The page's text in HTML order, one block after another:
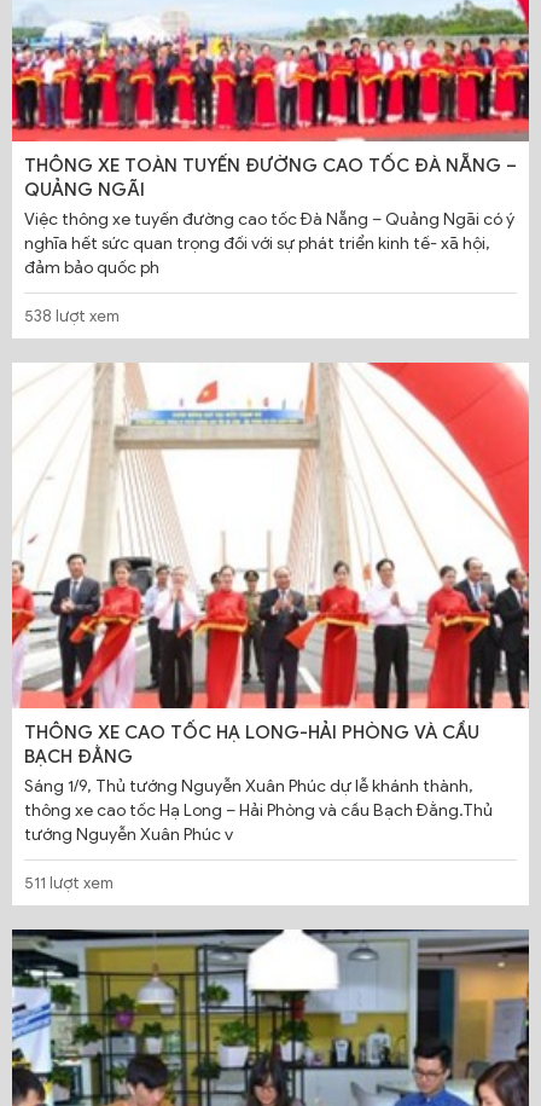
THÔNG XE TOÀN TUYẾN ĐƯỜNG CAO TỐC ĐÀ NẴNG –
QUẢNG NGÃI
Việc thông xe tuyến đường cao tốc Đà Nẵng – Quảng Ngãi có ý
nghĩa hết sức quan trọng đối với sự phát triển kinh tế- xã hội,
đảm bảo quốc ph
538 lượt xem
THÔNG XE CAO TỐC HẠ LONG-HẢI PHÒNG VÀ CẦU
BẠCH ĐẰNG
Sáng 1/9, Thủ tướng Nguyễn Xuân Phúc dự lễ khánh thành,
thông xe cao tốc Hạ Long – Hải Phòng và cầu Bạch Đằng.Thủ
tướng Nguyễn Xuân Phúc v
511 lượt xem